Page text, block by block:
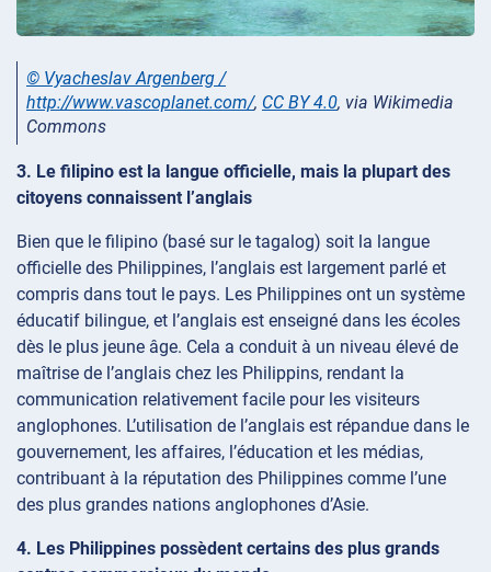
© Vyacheslav Argenberg /
http://www.vascoplanet.com/, CC BY 4.0, via Wikimedia
Commons
3. Le filipino est la langue officielle, mais la plupart des
citoyens connaissent l’anglais
Bien que le filipino (basé sur le tagalog) soit la langue
officielle des Philippines, l’anglais est largement parlé et
compris dans tout le pays. Les Philippines ont un système
éducatif bilingue, et l’anglais est enseigné dans les écoles
dès le plus jeune âge. Cela a conduit à un niveau élevé de
maîtrise de l’anglais chez les Philippins, rendant la
communication relativement facile pour les visiteurs
anglophones. L’utilisation de l’anglais est répandue dans le
gouvernement, les affaires, l’éducation et les médias,
contribuant à la réputation des Philippines comme l’une
des plus grandes nations anglophones d’Asie.
4. Les Philippines possèdent certains des plus grands